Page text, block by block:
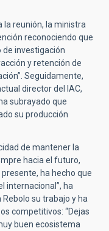
la reunión, la ministra
reconociendo que
de investigación
y retención de
Seguidamente,
director del IAC,
subrayado que
su producción
de mantener la
hacia el futuro,
ha hecho que
internacional”, ha
su trabajo y ha
competitivos: “Dejas
buen ecosistema